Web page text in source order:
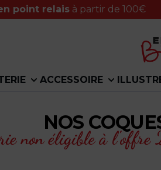
à partir de 100€ •
ACCESSOIRE
NOS
non éligible à l'offre